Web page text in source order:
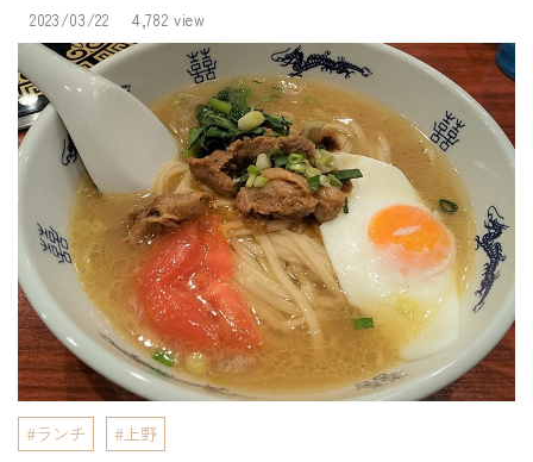
2023/03/22 4,782 view
ランチ 上野